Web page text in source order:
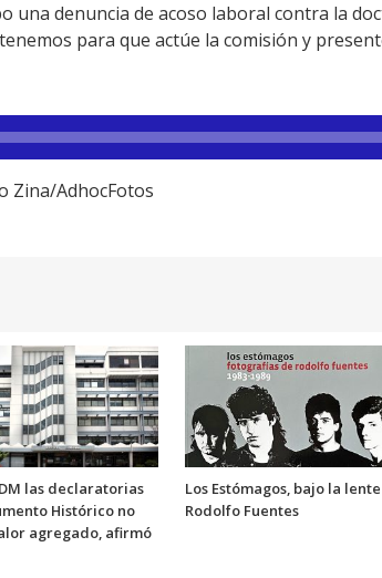
una denuncia de acoso laboral contra la
para que actúe la comisión y
Zina/AdhocFotos
las declaratorias
Histórico no
agregado, afirmó
Los Estómagos, bajo la
Rodolfo Fuentes